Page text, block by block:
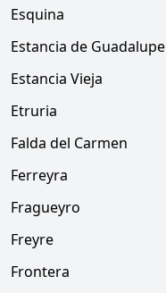
Esquina
Estancia de Guadalupe
Estancia Vieja
Etruria
Falda del Carmen
Ferreyra
Fragueyro
Freyre
Frontera